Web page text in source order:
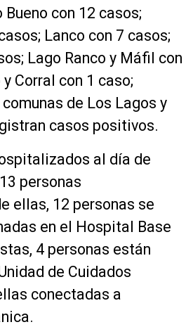
Bueno con 12 casos;
Lanco con 7 casos;
Lago Ranco y Máfil con
Corral con 1 caso;
de Los Lagos y
casos positivos.
al día de
personas
ellas, 12 personas se
en el Hospital Base
4 personas están
de Cuidados
conectadas a